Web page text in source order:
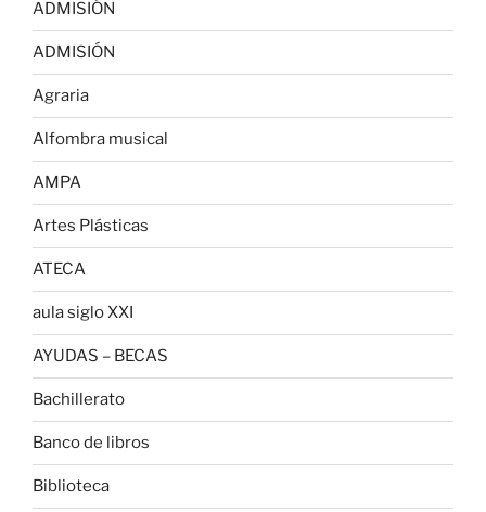
ADMISIÓN
ADMISIÓN
Agraria
Alfombra musical
AMPA
Artes Plásticas
ATECA
aula siglo XXI
AYUDAS – BECAS
Bachillerato
Banco de libros
Biblioteca